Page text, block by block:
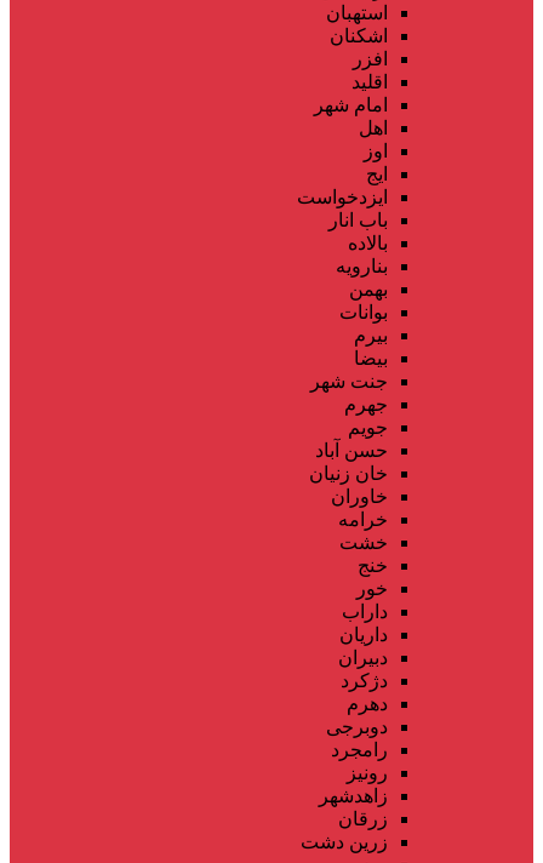
استهبان
اشکنان
افزر
اقلید
امام شهر
اهل
اوز
ایج
ایزدخواست
باب انار
بالاده
بنارویه
بهمن
بوانات
بیرم
بیضا
جنت شهر
جهرم
جویم
حسن آباد
خان زنیان
خاوران
خرامه
خشت
خنج
خور
داراب
داریان
دبیران
دژکرد
دهرم
دوبرجی
رامجرد
رونیز
زاهدشهر
زرقان
زرین دشت